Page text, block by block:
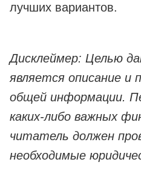
лучших вариантов.
Дисклеймер: Целью
является описание и
общей информации.
каких-либо важных
читатель должен
необходимые